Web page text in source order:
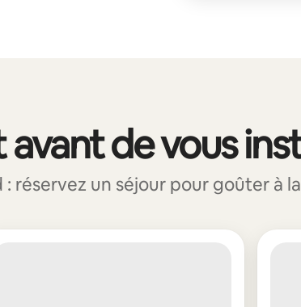
de vous
réservez un séjour pour goûter à